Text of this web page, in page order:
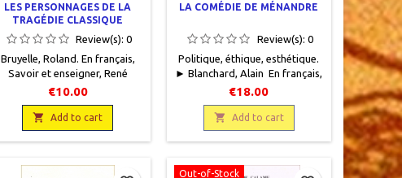
LES PERSONNAGES DE LA
TRAGÉDIE CLASSIQUE
Review(s):0
Bruyelle, Roland. En français,
Savoir et enseigner, René
Debresse, éditeur, 1945, 12 x
Correct, couverture défraîchie,
papier jauni de manière
uniforme.
€10.00
 Add to cart
LA COMÉDIE DE MÉNANDRE
Review(s): 0
Politique, éthique, esthétique.
► Blanchard, Alain En français,
Hellenica, PUPS, 2007, 16 x 24,
9782840505242
€18.00
 Add to cart
Out-of-Stock